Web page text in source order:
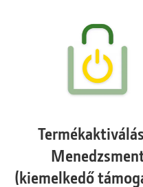
(kiemelkedő